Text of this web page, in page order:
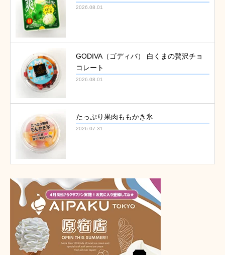
2026.08.01
GODIVA（ゴディバ） 白くまの贅沢チョ
コレート
2026.08.01
たっぷり果肉ももかき氷
2026.07.31